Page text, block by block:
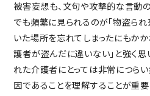
被害妄想も、文句や攻撃的な言動
でも頻繁に見られるのが「物盗られ
いた場所を忘れてしまったにもかか
護者が盗んだに違いない」と強く思
れた介護者にとっては非常につら
因であることを理解することが重要